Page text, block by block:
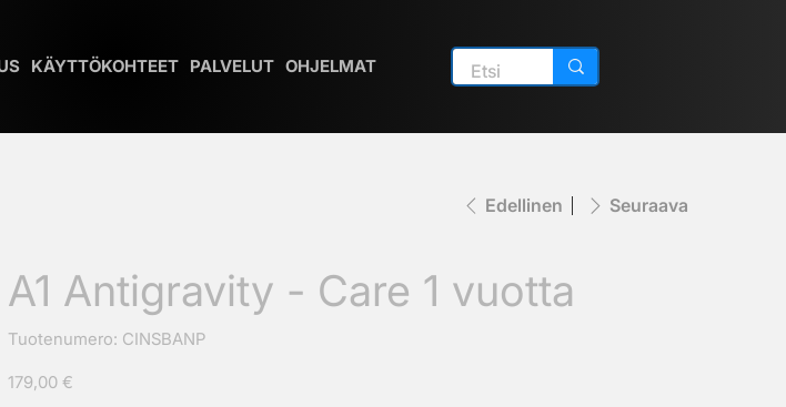
KÄYTTÖKOHTEET PALVELUT OHJELMAT
Edellinen Seuraava
A1 Antigravity - Care 1 vuotta
Tuotenumero:
SKU
CINSBANP
CINSBANP
Hinta
179,00 €